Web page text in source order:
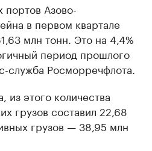
портов Азово-
в первом квартале
млн тонн. Это на 4,4%
период прошлого
служба Росморречфлота.
этого количества
грузов составил 22,68
грузов — 38,95 млн